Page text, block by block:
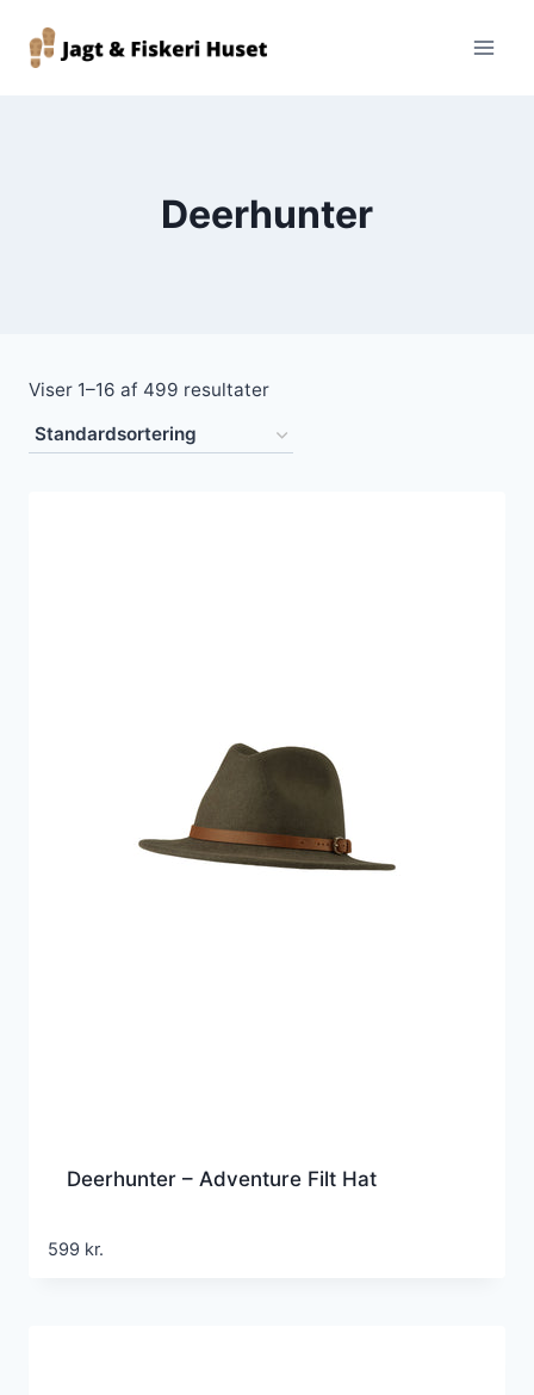
Deerhunter
Viser 1–16 af 499 resultater
Deerhunter – Adventure Filt Hat
599 kr.